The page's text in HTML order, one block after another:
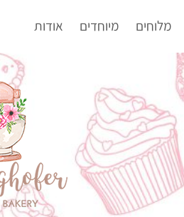
מלוחים מיוחדים אודות